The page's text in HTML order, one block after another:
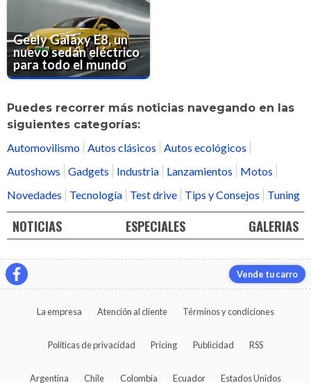
Geely Galaxy E8, un
nuevo sedán eléctrico
para todo el mundo
Puedes recorrer más noticias navegando en las
siguientes categorías:
Automovilismo Autos clásicos
Autos ecológicos
Autoshows
Gadgets Industria Lanzamientos
Motos
Novedades
Tecnología Test drive Tips y Consejos Tuning
NOTICIAS ESPECIALES GALERIAS
Vende tu carro
La empresa Atención al cliente Términos y condiciones
Políticas de privacidad Pricing Publicidad RSS
Argentina Chile Colombia Ecuador Estados Unidos